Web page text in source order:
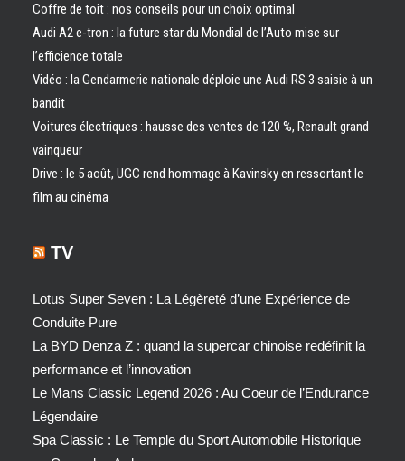
Coffre de toit : nos conseils pour un choix optimal
Audi A2 e-tron : la future star du Mondial de l’Auto mise sur
l’efficience totale
Vidéo : la Gendarmerie nationale déploie une Audi RS 3 saisie à un
bandit
Voitures électriques : hausse des ventes de 120 %, Renault grand
vainqueur
Drive : le 5 août, UGC rend hommage à Kavinsky en ressortant le
film au cinéma
TV
Lotus Super Seven : La Légèreté d’une Expérience de
Conduite Pure
La BYD Denza Z : quand la supercar chinoise redéfinit la
performance et l’innovation
Le Mans Classic Legend 2026 : Au Coeur de l’Endurance
Légendaire
Spa Classic : Le Temple du Sport Automobile Historique